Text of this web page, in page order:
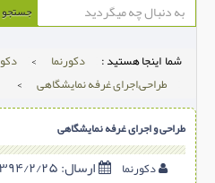
دکورنما
دیوارپوش
دکوراسیون داخلی
درب و پنجره
بتن-بتون
جستجو
شما اینجا هستید : دکورنما >
طراحی,اجرای غرفه نمایشگاهی
>
طراحی و اجرای غرفه نمایشگاهی
دکورنما ارسال:۱۳۹۴/۲/